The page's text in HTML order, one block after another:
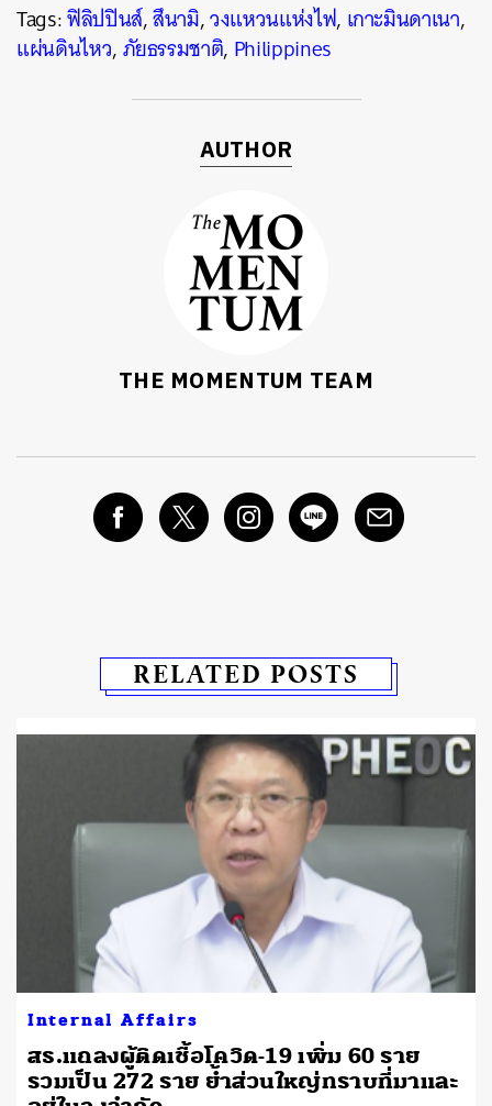
Tags:ฟิลิปปินส์,สึนามิ,วงแหวนแห่งไฟ, เกาะมินดาเนา,
แผ่นดินไหว,ภัยธรรมชาติ, Philippines
AUTHOR
THE MOMENTUM TEAM
RELATED POSTS
Internal Affairs
สธ.แถลงผู้ติดเชื้อโควิด-19 เพิ่ม 60 ราย
รวมเป็น 272 ราย ย้ำส่วนใหญ่ทราบที่มาและ